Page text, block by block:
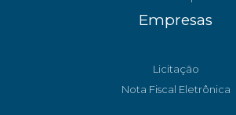
Empresas
Licitação
Nota Fiscal Eletrônica